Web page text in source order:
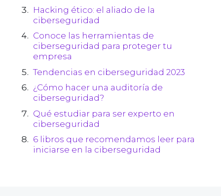
Hacking ético: el aliado de la
ciberseguridad
Conoce las herramientas de
ciberseguridad para proteger tu
empresa
Tendencias en ciberseguridad 2023
¿Cómo hacer una auditoría de
ciberseguridad?
Qué estudiar para ser experto en
ciberseguridad
6 libros que recomendamos leer para
iniciarse en la ciberseguridad